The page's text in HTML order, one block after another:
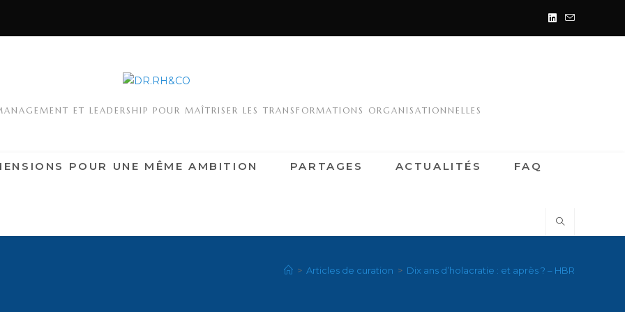
ET LEADERSHIP POUR MAÎTRISER LES TRANSFORMATIONS ORGANISATIONNELLES
POUR UNE MÊME AMBITION PARTAGES ACTUALITÉS FAQ
> Articles de curation > Dix ans d’holacratie : et après ? – HBR